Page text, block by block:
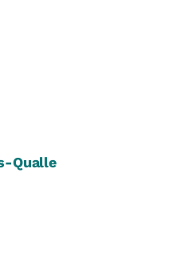
Qualle